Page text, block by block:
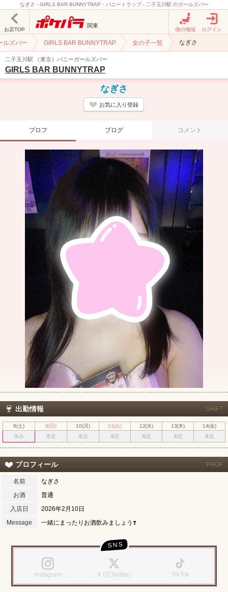
なぎさ - GIRLS BAR BUNNYTRAP・バニートラップ - 二子玉川駅 のガールズバー
お店TOP
関東
他の地域 ログイン
ルズバー GIRLS BAR BUNNYTRAP 女の子一覧 なぎさ
二子玉川駅 （東京）バニーガールズバー
GIRLS BAR BUNNYTRAP
なぎさ
お気に入り登録
プロフ ブログ コメント
出勤情報 SHIFT
8(土) 9(日) 10(月) 11(火) 12(水) 13(木)
14(金)
休み
未定 未定 未定 未定 未定 未定
プロフィール PROF
名前
なぎさ
お酒
普通
入店日
2026年2月10日
Message
一緒にまったりお酒飲みましょう❣️
Instagram X (旧Twitter) TikTok
キャストページをシェアする
LINEでの連絡例
このお店をシェアする
北海道